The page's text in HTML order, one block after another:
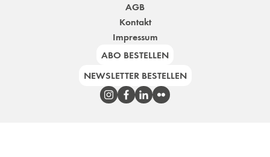
AGB
Kontakt
Impressum
ABO BESTELLEN
NEWSLETTER BESTELLEN